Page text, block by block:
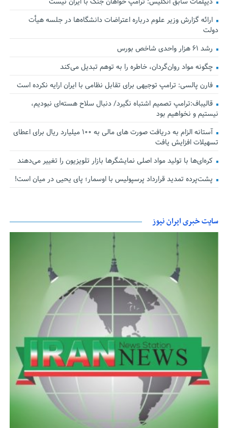
ارائه گزارش وزیر علوم درباره اعتراضات دانشگاه‌ها در جلسه هیأت
دولت
رشد ۶۱ هزار واحدی شاخص بورس
چگونه مواد روان‌گردان، خاطره را به توهم تبدیل می‌کند
فارن پالسی: ترامپ توجیهی برای تقابل نظامی با ایران ارایه نکرده است
قالیباف:ترامپ تصمیم اشتباه نگیرد/ دنبال سلاح هسته‌ای نبودیم،
نیستیم و نخواهیم بود
آستانه الزام به دریافت صورت های مالی به ۱۰۰ میلیارد ریال برای اعطای
تسهیلات افزایش یافت
کره‌ای‌ها با تولید مواد اصلی نمایشگرها بازار تلویزیون را تغییر می‌دهند
پشت‌پرده تمدید قرارداد پرسپولیس با اوسمار؛ پای یحیی در میان است!
سایت خبری ایران نیوز